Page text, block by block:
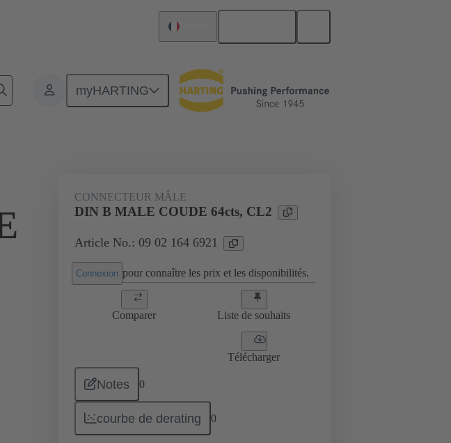
myHARTING
carte à carte Produits Raccordement carte mère à carte fille
CONNECTEUR MÂLE
DIN B MALE COUDE 64cts, CL2
Article No.: 09 02 164 6921
Connexion pour connaître les prix et les disponibilités.
Comparer Liste de souhaits
Télécharger
Notes 0
courbe de derating 0